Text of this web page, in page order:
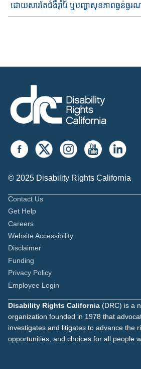
ដោយ​សារតែ​ជំងឺ​រ៉ាំរ៉ៃ​ ឬ​បញ្ហា​សុខភាព​ធ្ងន់ធ្ង
© 2025 Disability Rights California
Contact Us
Get Help
Careers
Website Accessibility
Disclaimer
Funding
Privacy Policy
Employee Login
Disability Rights California (DRC) is a
organization founded in 1978 that
investigates and litigates to advance the
opportunities, and choices for all people